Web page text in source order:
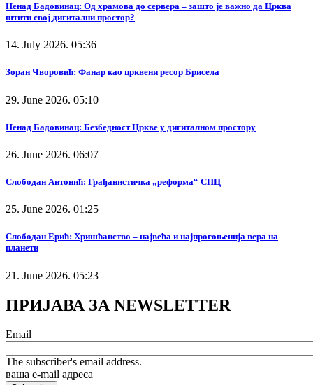
Ненад Бадовинац: Од храмова до сервера – зашто је важно да Црква
штити свој дигитални простор?
14. July 2026. 05:36
Зоран Чворовић: Фанар као црквени ресор Брисела
29. June 2026. 05:10
Ненад Бадовинац: Безбедност Цркве у дигиталном простору
26. June 2026. 06:07
Слободан Антонић: Грађанистичка „реформа“ СПЦ
25. June 2026. 01:25
Слободан Ерић: Хришћанство – највећа и најпрогоњенија вера на
планети
21. June 2026. 05:23
ПРИЈАВА ЗА NEWSLETTER
Email
The subscriber's email address.
ваша е-mail адреса